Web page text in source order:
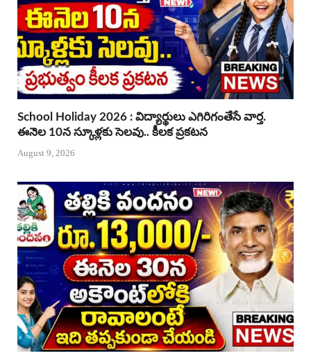
School Holiday 2026 : విద్యార్థులు ఎగిరిగంతేసే వార్త.
ఈనెల 10న స్కూళ్లకు సెలవు.. కీలక ప్రకటన
August 9, 2026